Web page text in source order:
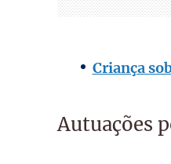
Criança
Autuações